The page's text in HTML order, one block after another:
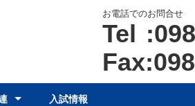
お電話でのお問合せ
Tel
入試情報